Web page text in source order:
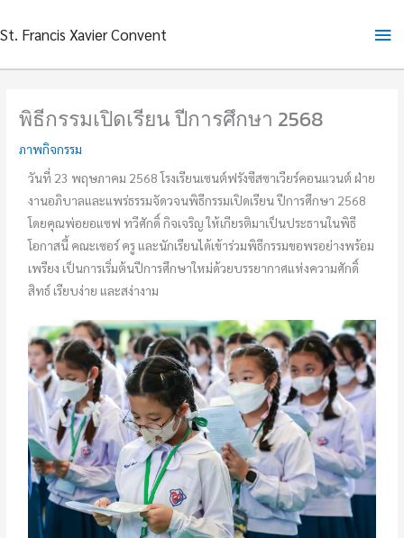
to
St. Francis Xavier Convent
พิธีกรรมเปิดเรียน ปีการศึกษา 2568
ภาพกิจกรรม
วันที่ 23 พฤษภาคม 2568 โรงเรียนเซนต์ฟรังซีสซาเวียร์คอนแวนต์ ฝ่าย
งานอภิบาลและแพร่ธรรมจัดวจนพิธีกรรมเปิดเรียน ปีการศึกษา 2568
โดยคุณพ่อยอแซฟ ทวีศักดิ์ กิจเจริญ ให้เกียรติมาเป็นประธานในพิธี
โอกาสนี้ คณะเซอร์ ครู และนักเรียนได้เข้าร่วมพิธีกรรมขอพรอย่างพร้อม
เพรียง เป็นการเริ่มต้นปีการศึกษาใหม่ด้วยบรรยากาศแห่งความศักดิ์
สิทธ์ เรียบง่าย และสง่างาม